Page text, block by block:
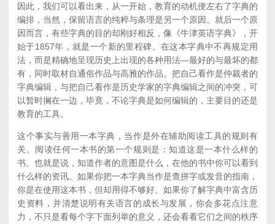
因此，我们可以看出来，从一开始，教育的动机便左右了字典的
编排，当然，保留语言的纯粹与条理是另一个原因。就后一个原
因而言，有些字典的目的却刚好相反，像《牛津英语字典》，开
始于1857年，就是一个新的里程碑。在这本字典中不再规定用
法，而是精确地呈现历史上出现的各种用法—最好的与最坏的都
有，同时取材自通俗作品与高雅的作品。把自己看作是仲裁者的
字典编辑，与把自己看作是历史学家的字典编辑之间的冲突，可
以暂时搁在一边，毕竟，不论字典是如何编辑的，主要目的还是
教育的工具。
这个事实与善用一本字典，当作是外在辅助阅读工具的规则有
关。阅读任何一本书的第一个规则是：知道这是一本什么样的
书。也就是说，知道作者的意图是什么，在他的书中你可以看到
什么样的资讯。如果你把一本字典当作是查拼字或发音的指南，
你是在使用这本书，但却用得不够好。如果你了解字典中富含历
史资料，并清楚说明有关语言的成长与发展，你会多花点注意
力，不只是看每个字下面列举的意义，还会看看它们之间的秩序